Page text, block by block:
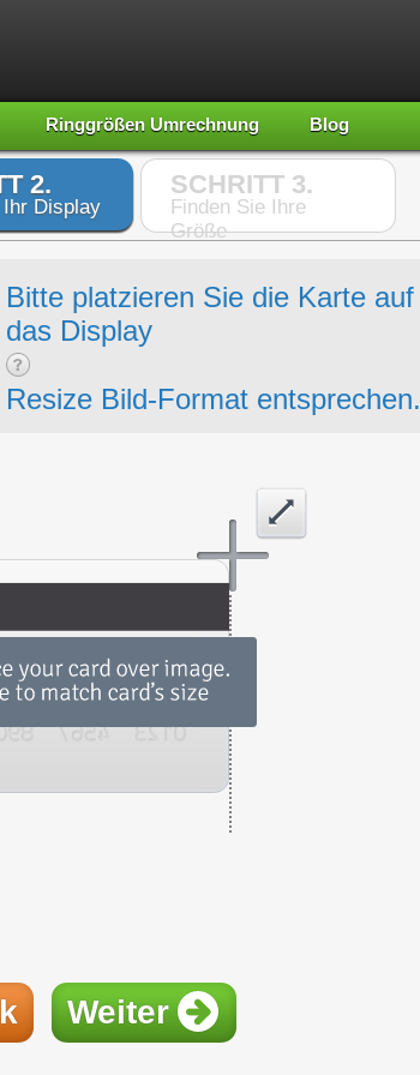
Ringgrößen Umrechnung Blog
2.
Ihr Display
SCHRITT 3.
Finden Sie Ihre
Größe
Bitte platzieren Sie die Karte auf
das Display
Resize Bild-Format entsprechen.
Weiter